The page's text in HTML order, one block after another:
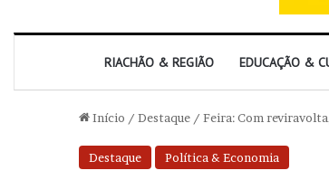
RIACHÃO & REGIÃO EDUCAÇÃO &
Início / Destaque / Feira: Com
Destaque Política & Economia